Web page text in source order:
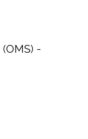
(OMS) -